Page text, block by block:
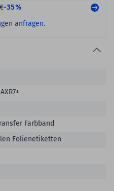
-35%
anfragen.
Farbband
Folienetiketten